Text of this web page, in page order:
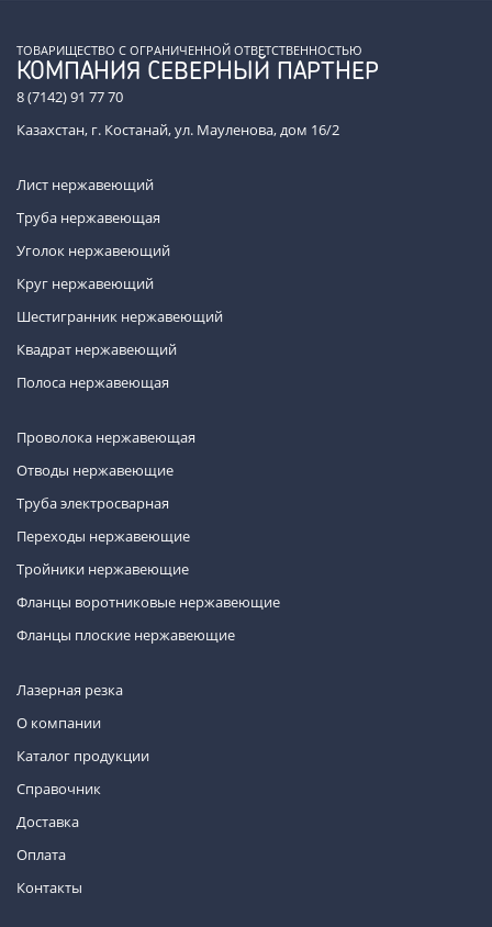
ТОВАРИЩЕСТВО С ОГРАНИЧЕННОЙ ОТВЕТСТВЕННОСТЬЮ
КОМПАНИЯ СЕВЕРНЫЙ ПАРТНЕР
8 (7142) 91 77 70
Казахстан, г. Костанай, ул. Мауленова, дом 16/2
Лист нержавеющий
Труба нержавеющая
Уголок нержавеющий
Круг нержавеющий
Шестигранник нержавеющий
Квадрат нержавеющий
Полоса нержавеющая
Проволока нержавеющая
Отводы нержавеющие
Труба электросварная
Переходы нержавеющие
Тройники нержавеющие
Фланцы воротниковые нержавеющие
Фланцы плоские нержавеющие
Лазерная резка
О компании
Каталог продукции
Справочник
Доставка
Оплата
Контакты